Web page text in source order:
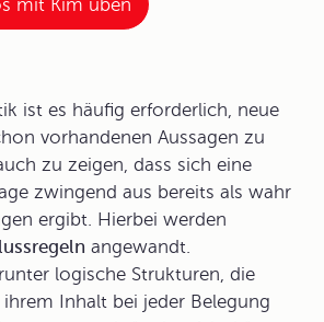
mit Kim üben
ist es häufig erforderlich, neue
vorhandenen Aussagen zu
zu zeigen, dass sich eine
zwingend aus bereits als wahr
ergibt. Hierbei werden
angewandt.
logische Strukturen, die
Inhalt bei jeder Belegung